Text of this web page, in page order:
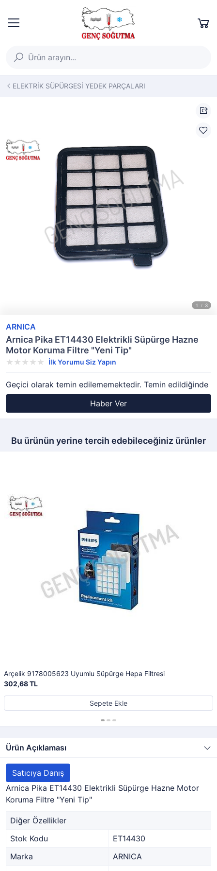
ELEKTRİK SÜPÜRGESİ YEDEK PARÇALARI
ARNICA
Arnica Pika ET14430 Elektrikli Süpürge Hazne
Motor Koruma Filtre "Yeni Tip"
İlk Yorumu Siz Yapın
Geçici olarak temin edilememektedir. Temin edildiğinde
Haber Ver
Bu ürünün yerine tercih edebileceğiniz ürünler
Arçelik 9178005623 Uyumlu Süpürge Hepa Filtresi
302,68 TL
Sepete Ekle
Ürün Açıklaması
Satıcıya Danış
Arnica Pika ET14430 Elektrikli Süpürge Hazne Motor
Koruma Filtre "Yeni Tip"
Diğer Özellikler
Stok Kodu
ET14430
Marka
ARNICA